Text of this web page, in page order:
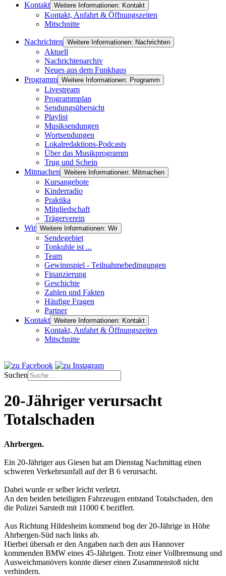
Kontakt Weitere Informationen: Kontakt
Kontakt, Anfahrt & Öffnungszeiten
Mitschnitte
Nachrichten Weitere Informationen: Nachrichten
Aktuell
Nachrichtenarchiv
Neues aus dem Funkhaus
Programm Weitere Informationen: Programm
Livestream
Programmplan
Sendungsübersicht
Playlist
Musiksendungen
Wortsendungen
Lokalredaktions-Podcasts
Über das Musikprogramm
Trug und Schein
Mitmachen Weitere Informationen: Mitmachen
Kursangebote
Kinderradio
Praktika
Mitgliedschaft
Trägerverein
Wir Weitere Informationen: Wir
Sendegebiet
Tonkuhle ist ...
Team
Gewinnspiel - Teilnahmebedingungen
Finanzierung
Geschichte
Zahlen und Fakten
Häufige Fragen
Partner
Kontakt Weitere Informationen: Kontakt
Kontakt, Anfahrt & Öffnungszeiten
Mitschnitte
Suchen
20-Jähriger verursacht
Totalschaden
Ahrbergen.
Ein 20-Jähriger aus Giesen hat am Dienstag Nachmittag einen
schweren Verkehrsunfall auf der B 6 verursacht.
Dabei wurde er selber leicht verletzt.
An den beiden beteiligten Fahrzeugen entstand Totalschaden, den
die Polizei Sarstedt mit 11000 € beziffert.
Aus Richtung Hildesheim kommend bog der 20-Jährige in Höhe
Ahrbergen-Süd nach links ab.
Hierbei übersah er den Angaben nach den aus Hannover
kommenden BMW eines 45-Jährigen. Trotz einer Vollbremsung und
Ausweichmanövers konnte dieser einen Zusammenstoß nicht
verhindern.